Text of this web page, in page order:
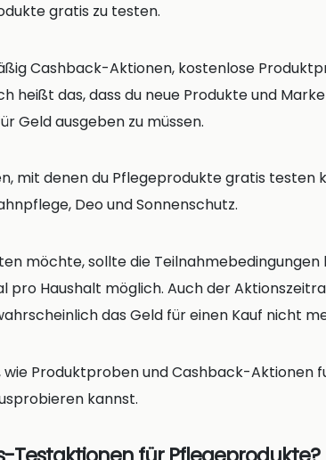
gratis zu testen.
Cashback-Aktionen, kostenlose
heißt das, dass du neue Produkte und
Geld ausgeben zu müssen.
mit denen du Pflegeprodukte gratis testen
Deo und Sonnenschutz.
möchte, sollte die
pro Haushalt möglich. Auch der
das Geld für einen Kauf nicht
Produktproben und Cashback-Aktionen
kannst.